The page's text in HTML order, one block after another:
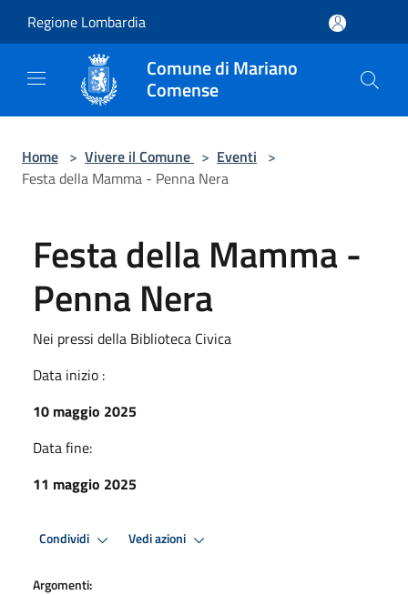
Regione Lombardia
Comune di Mariano
Comense
Home > Vivere il Comune > Eventi >
Festa della Mamma - Penna Nera
Festa della Mamma -
Penna Nera
Nei pressi della Biblioteca Civica
Data inizio :
10 maggio 2025
Data fine:
11 maggio 2025
Condividi Vedi azioni
Argomenti: